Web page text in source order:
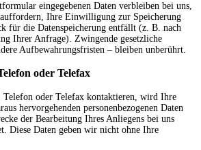
eingegebenen Daten verbleiben bei uns,
Ihre Einwilligung zur Speicherung
für die Datenspeicherung entfällt (z. B. nach
Ihrer Anfrage). Zwingende gesetzliche
Aufbewahrungsfristen – bleiben unberührt.
oder Telefax
Telefon oder Telefax kontaktieren, wird Ihre
hervorgehenden personenbezogenen Daten
der Bearbeitung Ihres Anliegens bei uns
Diese Daten geben wir nicht ohne Ihre